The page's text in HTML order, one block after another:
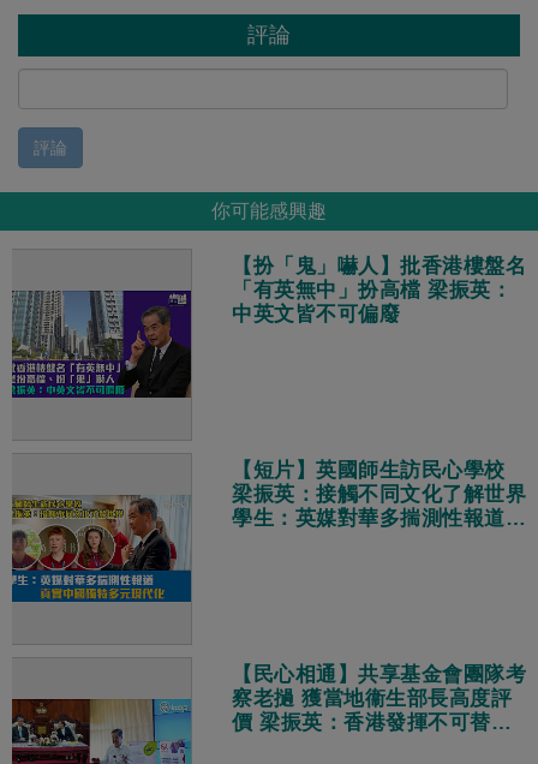
評論
評論
你可能感興趣
【扮「鬼」嚇人】批香港樓盤名
「有英無中」扮高檔 梁振英：
中英文皆不可偏廢
【短片】英國師生訪民心學校
梁振英：接觸不同文化了解世界
學生：英媒對華多揣測性報道
【民心相通】共享基金會團隊考
察老撾 獲當地衞生部長高度評
價 梁振英：香港發揮不可替代